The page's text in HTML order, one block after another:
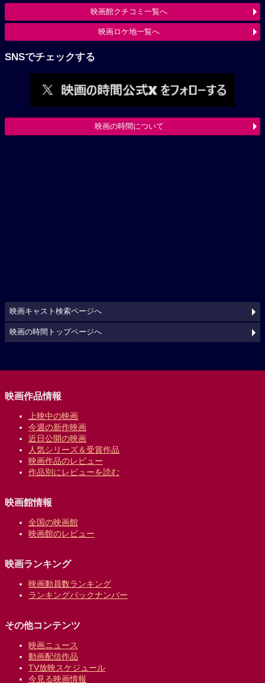
映画館クチコミ一覧へ
映画ロケ地一覧へ
SNSでチェックする
映画の時間について
映画キャスト検索ページへ
映画の時間トップページへ
映画作品情報
上映中の映画
今週の新作映画
近日公開の映画
人気シリーズ＆受賞作品
映画作品のレビュー
作品別にレビューを読む
映画館情報
全国の映画館
映画館のレビュー
映画ランキング
映画動員数ランキング
ランキングバックナンバー
その他コンテンツ
映画ニュース
動画配信作品
TV放映スケジュール
今見る映画情報